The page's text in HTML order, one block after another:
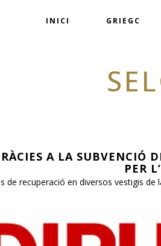
INICI GRIEGC
A LA SUBVENCIÓ
PER
de recuperació en diversos vestigis